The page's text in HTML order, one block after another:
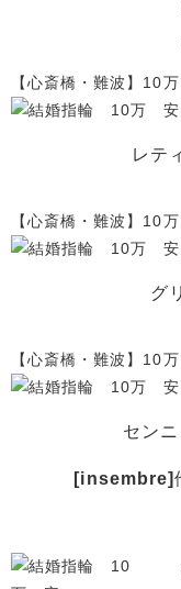
【心斎橋・難波】10
レテ
【心斎橋・難波】10
グ
【心斎橋・難波】10
セン
[insembre]